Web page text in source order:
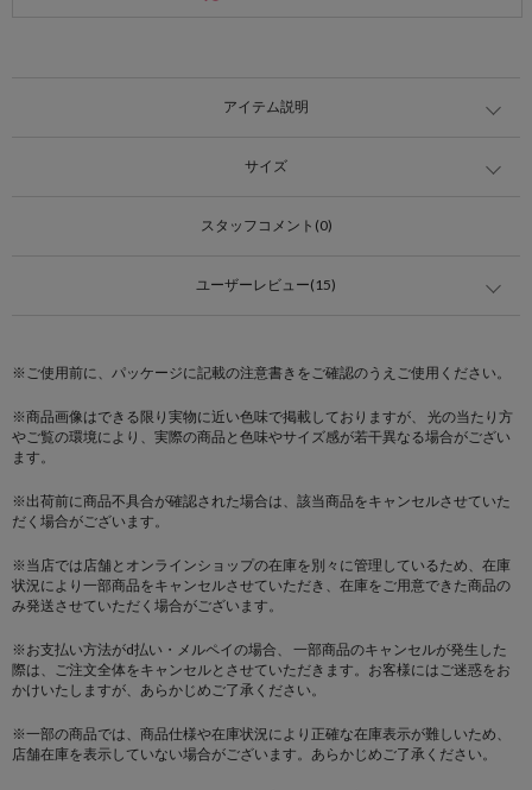
アイテム説明
サイズ
スタッフコメント(0)
ユーザーレビュー(15)
※ご使用前に、パッケージに記載の注意書きをご確認のうえご使用ください。
※商品画像はできる限り実物に近い色味で掲載しておりますが、 光の当たり方
やご覧の環境により、実際の商品と色味やサイズ感が若干異なる場合がござい
ます。
※出荷前に商品不具合が確認された場合は、該当商品をキャンセルさせていた
だく場合がございます。
※当店では店舗とオンラインショップの在庫を別々に管理しているため、在庫
状況により一部商品をキャンセルさせていただき、在庫をご用意できた商品の
み発送させていただく場合がございます。
※お支払い方法がd払い・メルペイの場合、 一部商品のキャンセルが発生した
際は、ご注文全体をキャンセルとさせていただきます。お客様にはご迷惑をお
かけいたしますが、あらかじめご了承ください。
※一部の商品では、商品仕様や在庫状況により正確な在庫表示が難しいため、
店舗在庫を表示していない場合がございます。あらかじめご了承ください。